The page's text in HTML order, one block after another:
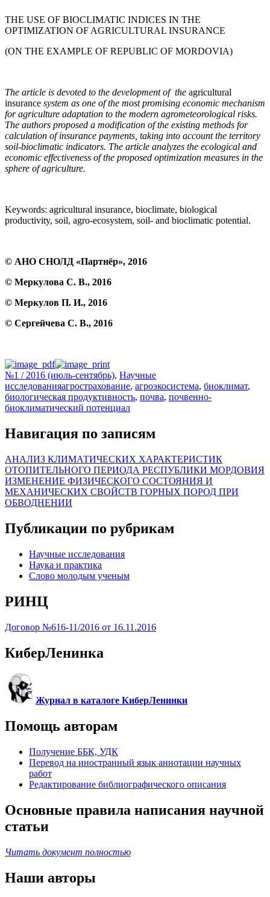
THE USE OF BIOCLIMATIC INDICES IN THE
OPTIMIZATION OF AGRICULTURAL INSURANCE
(ON THE EXAMPLE OF REPUBLIC OF MORDOVIA)
The article is devoted to the development of the agricultural
insurance system as one of the most promising economic mechanism
for agriculture adaptation to the modern agrometeorological risks.
The authors proposed a modification of the existing methods for
calculation of insurance payments, taking into account the territory
soil-bioclimatic indicators. The article analyzes the ecological and
economic effectiveness of the proposed optimization measures in the
sphere of agriculture.
Keywords: agricultural insurance, bioclimate, biological
productivity, soil, agro-ecosystem, soil- and bioclimatic potential.
© АНО СНОЛД «Партнёр», 2016
© Меркулова С. В., 2016
© Меркулов П. И., 2016
© Сергейчева С. В., 2016
№1 / 2016 (июль-сентябрь), Научные
исследованияагрострахование, агроэкосистема, биоклимат,
биологическая продуктивность, почва, почвенно-
биоклиматический потенциал
Навигация по записям
АНАЛИЗ КЛИМАТИЧЕСКИХ ХАРАКТЕРИСТИК
ОТОПИТЕЛЬНОГО ПЕРИОДА РЕСПУБЛИКИ МОРДОВИЯ
ИЗМЕНЕНИЕ ФИЗИЧЕСКОГО СОСТОЯНИЯ И
МЕХАНИЧЕСКИХ СВОЙСТВ ГОРНЫХ ПОРОД ПРИ
ОБВОДНЕНИИ
Публикации по рубрикам
Научные исследования
Наука и практика
Слово молодым ученым
РИНЦ
Договор №616-11/2016 от 16.11.2016
КиберЛенинка
Журнал в каталоге КиберЛенинки
Помощь авторам
Получение ББК, УДК
Перевод на иностранный язык аннотации научных
работ
Редактирование библиографического описания
Основные правила написания научной
статьи
Читать документ полностью
Наши авторы